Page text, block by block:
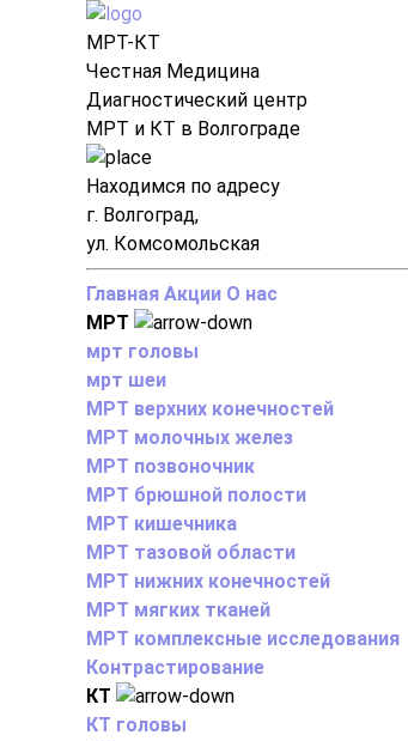
МРТ-КТ
Честная Медицина
Диагностический центр
МРТ и КТ в Волгограде
Находимся по адресу
г. Волгоград,
ул. Комсомольская
Главная Акции О нас
МРТ
мрт головы
мрт шеи
МРТ верхних конечностей
МРТ молочных желез
МРТ позвоночник
МРТ брюшной полости
МРТ кишечника
МРТ тазовой области
МРТ нижних конечностей
МРТ мягких тканей
МРТ комплексные исследования
Контрастирование
КТ
КТ головы